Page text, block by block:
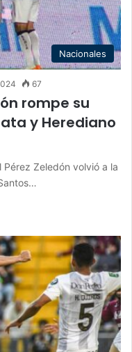
Nacionales
67
rompe su
y Herediano
Zeledón volvió a la